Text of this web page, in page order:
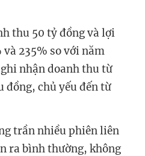
thu 50 tỷ đồng và lợi
235% so với năm
nhận doanh thu từ
đồng, chủ yếu đến từ
trần nhiều phiên liên
ra bình thường, không